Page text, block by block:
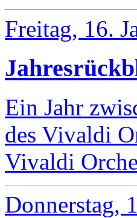
Freitag, 16.
Ein Jahr
des Vivaldi
Vivaldi
Donnerstag,